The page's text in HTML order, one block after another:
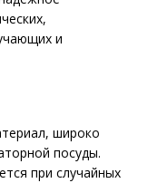
и
широко
посуды.
при случайных